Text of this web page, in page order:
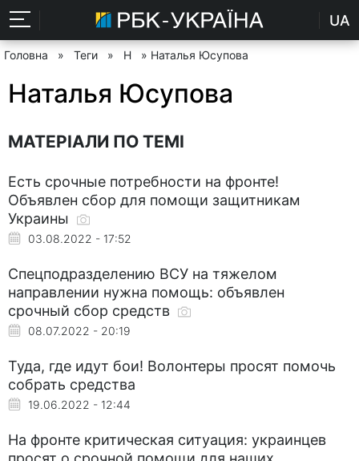
UA
Головна » Теги » Н » Наталья Юсупова
Наталья Юсупова
МАТЕРІАЛИ ПО ТЕМІ
Есть срочные потребности на фронте!
Объявлен сбор для помощи защитникам
Украины
03.08.2022 - 17:52
Спецподразделению ВСУ на тяжелом
направлении нужна помощь: объявлен
срочный сбор средств
08.07.2022 - 20:19
Туда, где идут бои! Волонтеры просят помочь
собрать средства
19.06.2022 - 12:44
На фронте критическая ситуация: украинцев